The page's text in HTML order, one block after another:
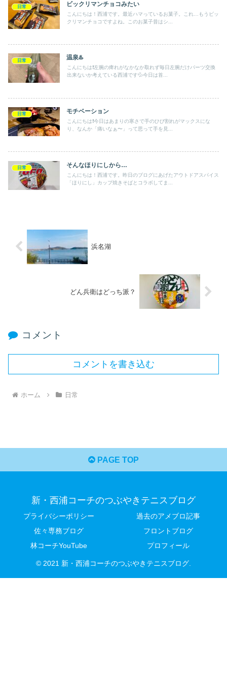
日常 ビックリマンチョコみたい
こんにちは！西浦です。最近ハマっているお菓子。これ…もうビッ
クリマンチョコですよね。このお菓子昔はシ...
日常 温泉♨️
こんにちは❗️左腕の痺れがなかなか取れず毎日左腕だけパーツ交換
出来ないか考えている西浦です💦今日は首...
日常 モチベーション
こんにちは❗️今日はあまりの寒さで手のひび割れがマックスにな
り、なんか「痛いなぁ〜」って思って手を見...
日常 そんなほりにしから…
こんにちは！西浦です。昨日のブログにあげたアウトドアスパイス
「ほりにし」カップ焼きそばとコラボしてま...
浜名湖
どん兵衛はどっち派？
コメント
コメントを書き込む
ホーム 日常
PAGE TOP
新・西浦コーチのつぶやきテニスブログ
プライバシーポリシー
過去のアメブロ記事
佐々専務ブログ
フロントブログ
林コーチYouTube
プロフィール
© 2021 新・西浦コーチのつぶやきテニスブログ.